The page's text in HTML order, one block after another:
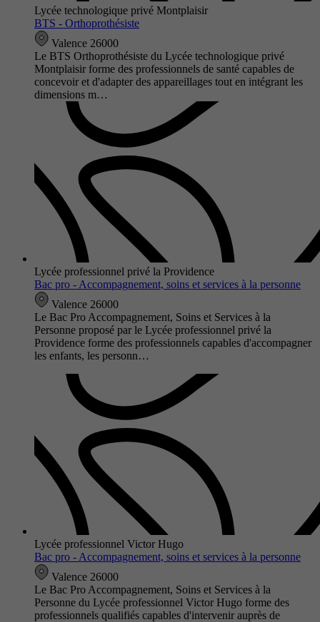
Lycée technologique privé Montplaisir
BTS - Orthoprothésiste
Valence 26000
Le BTS Orthoprothésiste du Lycée technologique privé
Montplaisir forme des professionnels de santé capables de
concevoir et d'adapter des appareillages tout en intégrant les
dimensions m…
Lycée professionnel privé la Providence
Bac pro - Accompagnement, soins et services à la personne
Valence 26000
Le Bac Pro Accompagnement, Soins et Services à la
Personne proposé par le Lycée professionnel privé la
Providence forme des professionnels capables d'accompagner
les enfants, les personn…
Lycée professionnel Victor Hugo
Bac pro - Accompagnement, soins et services à la personne
Valence 26000
Le Bac Pro Accompagnement, Soins et Services à la
Personne du Lycée professionnel Victor Hugo forme des
professionnels qualifiés capables d'intervenir auprès de